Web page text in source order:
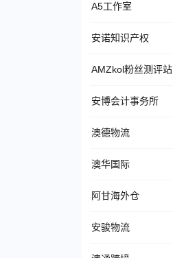
A5工作室
安诺知识产权
AMZkol粉丝测评站
安博会计事务所
澳德物流
澳华国际
阿甘海外仓
安骏物流